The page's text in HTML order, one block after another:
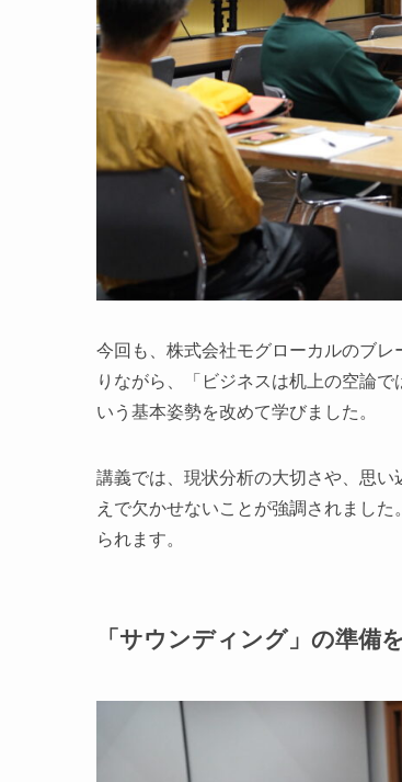
今回も、株式会社モグローカルのブ
りながら、「ビジネスは机上の空論
いう基本姿勢を改めて学びました。
講義では、現状分析の大切さや、思
えで欠かせないことが強調されまし
られます。
「サウンディング」の準備